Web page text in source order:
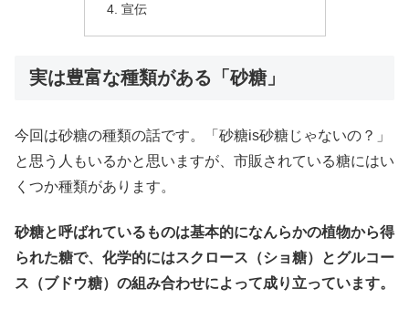
宣伝
実は豊富な種類がある「砂糖」
今回は砂糖の種類の話です。「砂糖is砂糖じゃないの？」
と思う人もいるかと思いますが、市販されている糖にはい
くつか種類があります。
砂糖と呼ばれているものは基本的になんらかの植物から得
られた糖で、化学的にはスクロース（ショ糖）とグルコー
ス（ブドウ糖）の組み合わせによって成り立っています。